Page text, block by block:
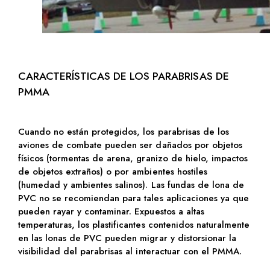
CARACTERÍSTICAS DE LOS PARABRISAS DE
PMMA
Cuando no están protegidos, los parabrisas de los
aviones de combate pueden ser dañados por objetos
físicos (tormentas de arena, granizo de hielo, impactos
de objetos extraños) o por ambientes hostiles
(humedad y ambientes salinos). Las fundas de lona de
PVC no se recomiendan para tales aplicaciones ya que
pueden rayar y contaminar. Expuestos a altas
temperaturas, los plastificantes contenidos naturalmente
en las lonas de PVC pueden migrar y distorsionar la
visibilidad del parabrisas al interactuar con el PMMA.